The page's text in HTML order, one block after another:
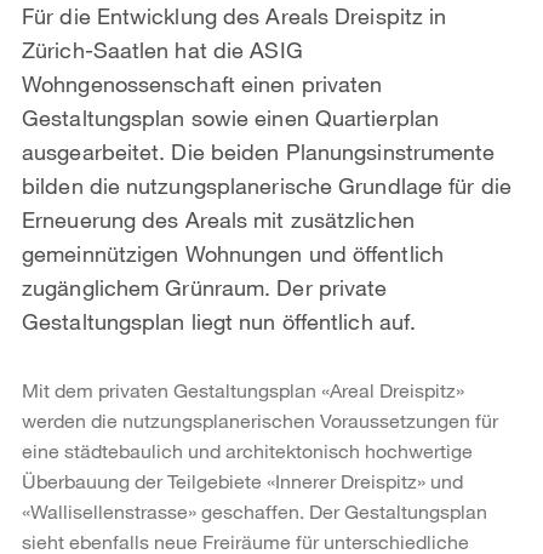
Für die Entwicklung des Areals Dreispitz in
Zürich-Saatlen hat die ASIG
Wohngenossenschaft einen privaten
Gestaltungsplan sowie einen Quartierplan
ausgearbeitet. Die beiden Planungsinstrumente
bilden die nutzungsplanerische Grundlage für die
Erneuerung des Areals mit zusätzlichen
gemeinnützigen Wohnungen und öffentlich
zugänglichem Grünraum. Der private
Gestaltungsplan liegt nun öffentlich auf.
Mit dem privaten Gestaltungsplan «Areal Dreispitz»
werden die nutzungsplanerischen Voraussetzungen für
eine städtebaulich und architektonisch hochwertige
Überbauung der Teilgebiete «Innerer Dreispitz» und
«Wallisellenstrasse» geschaffen. Der Gestaltungsplan
sieht ebenfalls neue Freiräume für unterschiedliche